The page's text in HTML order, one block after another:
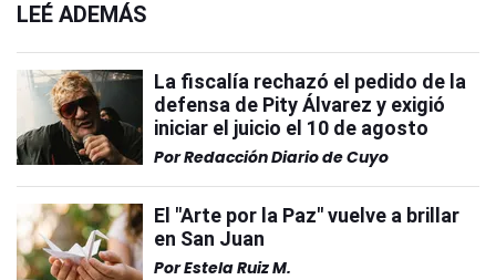
LEÉ ADEMÁS
La fiscalía rechazó el pedido de la
defensa de Pity Álvarez y exigió
iniciar el juicio el 10 de agosto
PorRedacción Diario de Cuyo
El "Arte por la Paz" vuelve a brillar
en San Juan
PorEstela Ruiz M.